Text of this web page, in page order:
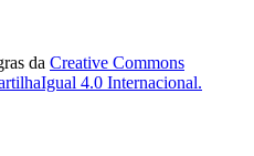
da Creative Commons
4.0 Internacional.